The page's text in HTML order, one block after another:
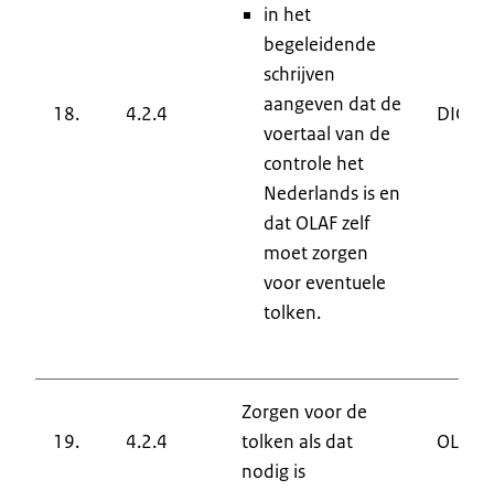
18. 4.2.4
in het
begeleidende
schrijven
aangeven dat de
voertaal van de
controle het
Nederlands is en
dat OLAF zelf
moet zorgen
voor eventuele
tolken.
DIC
19. 4.2.4
Zorgen voor de
tolken als dat
nodig is
OLAF